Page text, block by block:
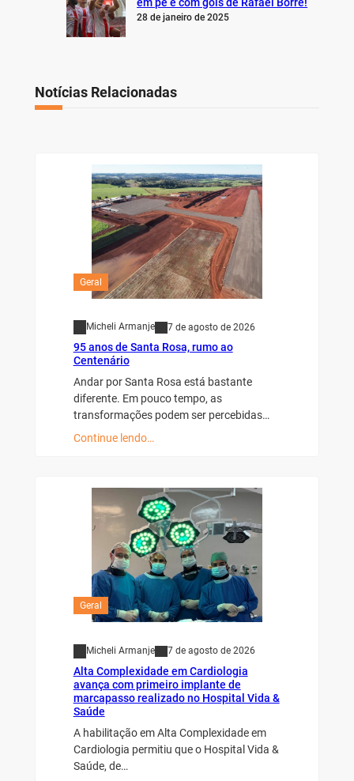
em pé e com gols de Rafael Borré!
28 de janeiro de 2025
Notícias Relacionadas
Geral
Micheli Armanje 7 de agosto de 2026
95 anos de Santa Rosa, rumo ao
Centenário
Andar por Santa Rosa está bastante
diferente. Em pouco tempo, as
transformações podem ser percebidas…
Continue lendo…
Geral
Micheli Armanje 7 de agosto de 2026
Alta Complexidade em Cardiologia
avança com primeiro implante de
marcapasso realizado no Hospital Vida &
Saúde
A habilitação em Alta Complexidade em
Cardiologia permitiu que o Hospital Vida &
Saúde, de…